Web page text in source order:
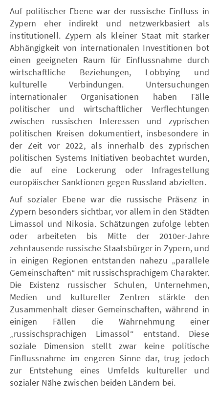
Auf politischer Ebene war der russische Einfluss in
Zypern eher indirekt und netzwerkbasiert als
institutionell. Zypern als kleiner Staat mit starker
Abhängigkeit von internationalen Investitionen bot
einen geeigneten Raum für Einflussnahme durch
wirtschaftliche Beziehungen, Lobbying und
kulturelle Verbindungen. Untersuchungen
internationaler Organisationen haben Fälle
politischer und wirtschaftlicher Verflechtungen
zwischen russischen Interessen und zyprischen
politischen Kreisen dokumentiert, insbesondere in
der Zeit vor 2022, als innerhalb des zyprischen
politischen Systems Initiativen beobachtet wurden,
die auf eine Lockerung oder Infragestellung
europäischer Sanktionen gegen Russland abzielten.
Auf sozialer Ebene war die russische Präsenz in
Zypern besonders sichtbar, vor allem in den Städten
Limassol und Nikosia. Schätzungen zufolge lebten
oder arbeiteten bis Mitte der 2010er-Jahre
zehntausende russische Staatsbürger in Zypern, und
in einigen Regionen entstanden nahezu „parallele
Gemeinschaften“ mit russischsprachigem Charakter.
Die Existenz russischer Schulen, Unternehmen,
Medien und kultureller Zentren stärkte den
Zusammenhalt dieser Gemeinschaften, während in
einigen Fällen die Wahrnehmung einer
„russischsprachigen Limassol“ entstand. Diese
soziale Dimension stellt zwar keine politische
Einflussnahme im engeren Sinne dar, trug jedoch
zur Entstehung eines Umfelds kultureller und
sozialer Nähe zwischen beiden Ländern bei.